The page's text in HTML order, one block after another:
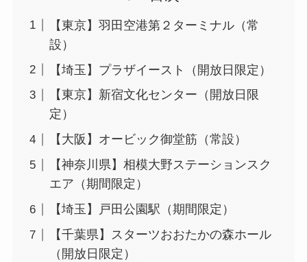
【東京】羽田空港第２ターミナル（常
設）
【埼玉】プラザイースト（開放日限定）
【東京】新宿文化センター（開放日限
定）
【大阪】オービック御堂筋（常設）
【神奈川県】相模大野ステーションスク
エア（期間限定）
【埼玉】戸田公園駅（期間限定）
【千葉県】スターツおおたかの森ホール
（開放日限定）